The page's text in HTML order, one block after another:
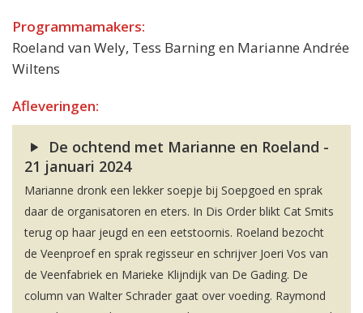
Programmamakers:
Roeland van Wely, Tess Barning en Marianne Andrée
Wiltens
Afleveringen:
De ochtend met Marianne en Roeland -
21 januari 2024
Marianne dronk een lekker soepje bij Soepgoed en sprak
daar de organisatoren en eters. In Dis Order blikt Cat Smits
terug op haar jeugd en een eetstoornis. Roeland bezocht
de Veenproef en sprak regisseur en schrijver Joeri Vos van
de Veenfabriek en Marieke Klijndijk van De Gading. De
column van Walter Schrader gaat over voeding. Raymond